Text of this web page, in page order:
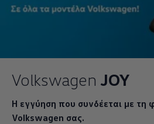
Volkswagen JOY
Η εγγύηση που συνδέεται με τη
Volkswagen σας.